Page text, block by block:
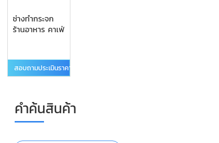
ช่างทำกระจก
ร้านอาหาร คาเฟ่
สอบถามประเมินราคา
คำค้นสินค้า